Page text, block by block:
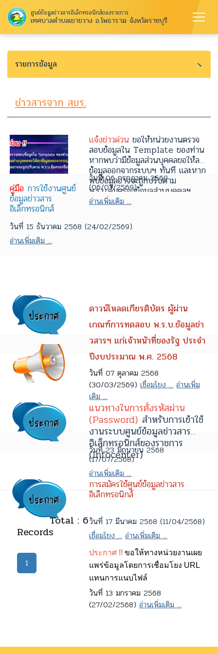
ศูนย์ข้อมูลข่าวสารอิเล็กทรอนิกส์ของราชการ
เทศบาลตำบลเขาขวาง อ.โพธาราม จังหวัดราชบุรี
รายการข้อมูล
ข่าวสารจาก สขร.
แจ้งข่าวด่วน ขอให้หน่วยงานตรวจ
สอบข้อมูลใน Template ของท่าน
หากพบว่ามีข้อมูลส่วนบุคคลขอให้ลบ
ข้อมูลออกจากระบบฯ ทันที และหาก
พบข้อมูลอาจจะถูกปรับตาม
พ.ร.บ.คุ้มครองข้อมูลส่วนบุคคลฯ
วันที่ 06 กรกฎาคม 2569
(06/07/2569)
อ่านเพิ่มเติม ...
คู่มือ การใช้งานศูนย์
ข้อมูลข่าวสาร
อิเล็กทรอนิกส์
วันที่ 15 ธันวาคม 2568 (24/02/2569)
อ่านเพิ่มเติม ...
ดาวน์โหลดเกียรติบัตร ผู้ผ่าน
เกณฑ์การทดสอบ พ.ร.บ.ข้อมูลข่า
วสารฯ แก่เจ้าหน้าที่ของรัฐ ประจำ
ปีงบประมาณ พ.ศ. 2568
วันที่ 07 ตุลาคม 2568
(30/03/2569)เชื่อมโยง ... อ่านเพิ่ม
เติม ...
แนวทางในการตั้งรหัสผ่าน
(Password) สำหรับการเข้าใช้
งานระบบศูนย์ข้อมูลข่าวสาร
อิเล็กทรอนิกส์ของราชการ
(Infocenter)
วันที่ 23 มิถุนายน 2568
(17/07/2568)
อ่านเพิ่มเติม ...
การสมัครใช้ศูนย์ข้อมูลข่าวสาร
อิเล็กทรอนิกส์
วันที่ 17 มีนาคม 2568 (11/04/2568)
เชื่อมโยง ... อ่านเพิ่มเติม ...
ประกาศ !!ขอให้ทางหน่วยงานเผย
แพร่ข้อมูลโดยการเชื่อมโยง URL
แทนการแนบไฟล์
วันที่ 13 มกราคม 2568
(27/02/2568)อ่านเพิ่มเติม ...
Total : 6
Records
1